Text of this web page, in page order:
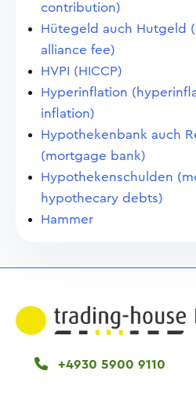
contribution)
Hütegeld auch Hutgeld
alliance fee)
HVPI (HICCP)
Hyperinflation
inflation)
Hypothekenbank auch
(mortgage bank)
Hypothekenschulden
hypothecary debts)
Hammer
+4930 5900 9110